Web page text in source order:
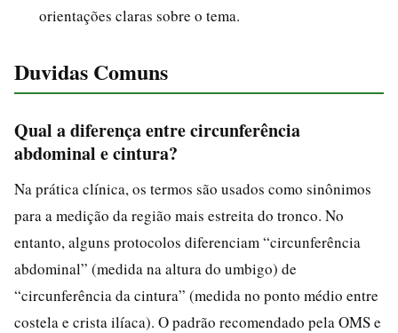
orientações claras sobre o tema.
Duvidas Comuns
Qual a diferença entre circunferência
abdominal e cintura?
Na prática clínica, os termos são usados como sinônimos
para a medição da região mais estreita do tronco. No
entanto, alguns protocolos diferenciam “circunferência
abdominal” (medida na altura do umbigo) de
“circunferência da cintura” (medida no ponto médio entre
costela e crista ilíaca). O padrão recomendado pela OMS e